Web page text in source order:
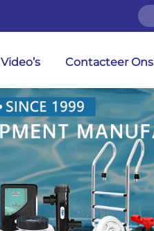
Video’s Contacteer Ons